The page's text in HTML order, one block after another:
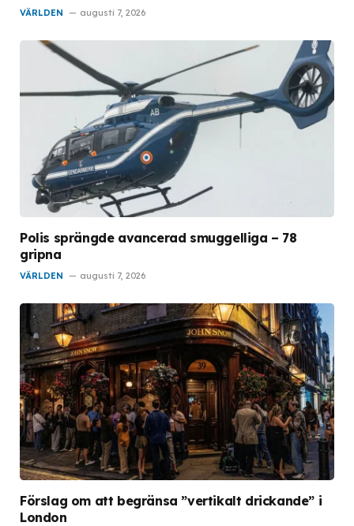
VÄRLDEN augusti 7, 2026
Polis sprängde avancerad smuggelliga – 78
gripna
VÄRLDEN augusti 7, 2026
Förslag om att begränsa ”vertikalt drickande” i
London